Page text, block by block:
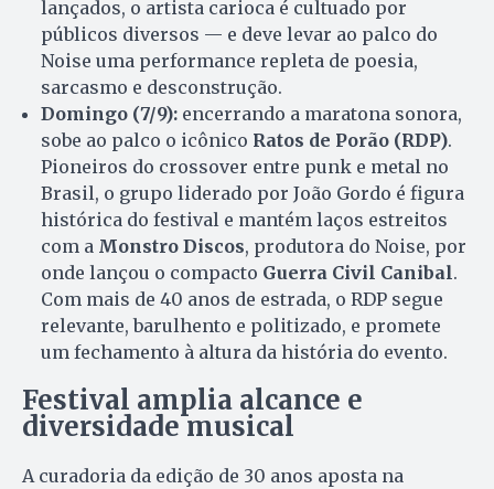
lançados, o artista carioca é cultuado por
públicos diversos — e deve levar ao palco do
Noise uma performance repleta de poesia,
sarcasmo e desconstrução.
Domingo (7/9): encerrando a maratona sonora,
sobe ao palco o icônico Ratos de Porão (RDP).
Pioneiros do crossover entre punk e metal no
Brasil, o grupo liderado por João Gordo é figura
histórica do festival e mantém laços estreitos
com a Monstro Discos, produtora do Noise, por
onde lançou o compacto Guerra Civil Canibal.
Com mais de 40 anos de estrada, o RDP segue
relevante, barulhento e politizado, e promete
um fechamento à altura da história do evento.
Festival amplia alcance e
diversidade musical
A curadoria da edição de 30 anos aposta na